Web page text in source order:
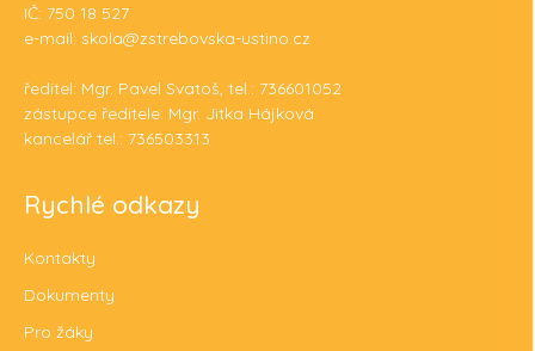
IČ: 750 18 527
e-mail: skola@zstrebovska-ustino.cz
ředitel: Mgr. Pavel Svatoš, tel.: 736601052
zástupce ředitele: Mgr. Jitka Hájková
kancelář tel.: 736503313
Rychlé odkazy
Kontakty
Dokumenty
Pro žáky